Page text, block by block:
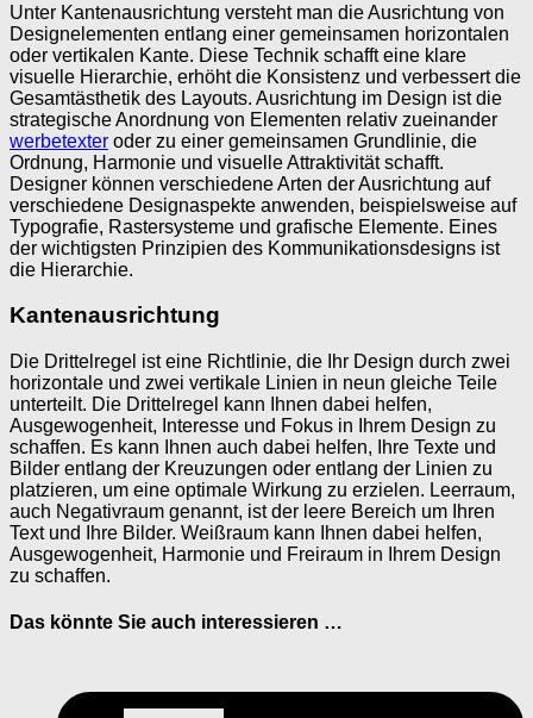
Unter Kantenausrichtung versteht man die Ausrichtung von
Designelementen entlang einer gemeinsamen horizontalen
oder vertikalen Kante. Diese Technik schafft eine klare
visuelle Hierarchie, erhöht die Konsistenz und verbessert die
Gesamtästhetik des Layouts. Ausrichtung im Design ist die
strategische Anordnung von Elementen relativ zueinander
werbetexter oder zu einer gemeinsamen Grundlinie, die
Ordnung, Harmonie und visuelle Attraktivität schafft.
Designer können verschiedene Arten der Ausrichtung auf
verschiedene Designaspekte anwenden, beispielsweise auf
Typografie, Rastersysteme und grafische Elemente. Eines
der wichtigsten Prinzipien des Kommunikationsdesigns ist
die Hierarchie.
Kantenausrichtung
Die Drittelregel ist eine Richtlinie, die Ihr Design durch zwei
horizontale und zwei vertikale Linien in neun gleiche Teile
unterteilt. Die Drittelregel kann Ihnen dabei helfen,
Ausgewogenheit, Interesse und Fokus in Ihrem Design zu
schaffen. Es kann Ihnen auch dabei helfen, Ihre Texte und
Bilder entlang der Kreuzungen oder entlang der Linien zu
platzieren, um eine optimale Wirkung zu erzielen. Leerraum,
auch Negativraum genannt, ist der leere Bereich um Ihren
Text und Ihre Bilder. Weißraum kann Ihnen dabei helfen,
Ausgewogenheit, Harmonie und Freiraum in Ihrem Design
zu schaffen.
Das könnte Sie auch interessieren …